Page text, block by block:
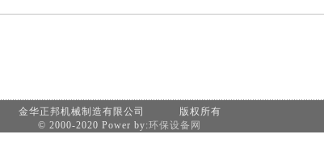
金华正邦机械制造有限公司 版权所有
© 2000-2020 Power by:环保设备网